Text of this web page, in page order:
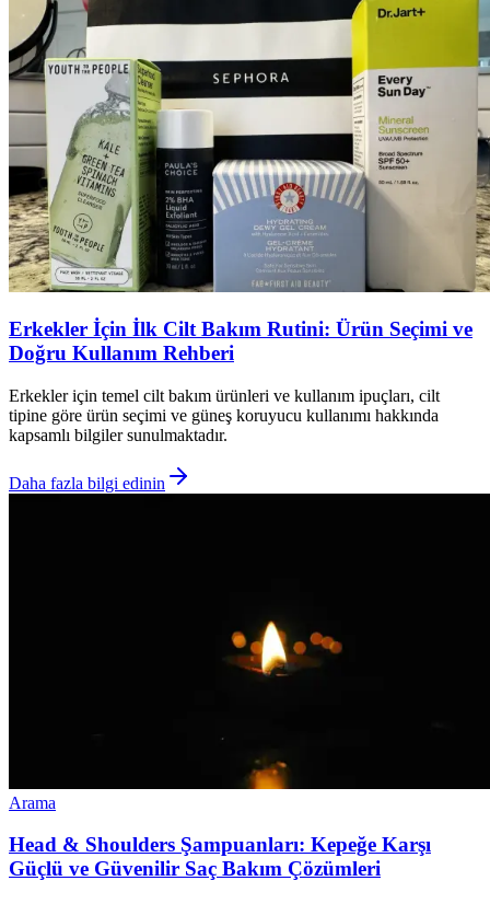
Erkekler İçin İlk Cilt Bakım Rutini: Ürün Seçimi ve
Doğru Kullanım Rehberi
Erkekler için temel cilt bakım ürünleri ve kullanım ipuçları, cilt
tipine göre ürün seçimi ve güneş koruyucu kullanımı hakkında
kapsamlı bilgiler sunulmaktadır.
Daha fazla bilgi edinin
Arama
Head & Shoulders Şampuanları: Kepeğe Karşı
Güçlü ve Güvenilir Saç Bakım Çözümleri